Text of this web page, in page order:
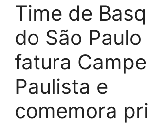
Time de
do São Paulo
fatura
Paulista e
comemora